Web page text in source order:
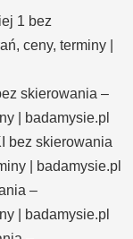
1 bez
ceny, terminy |
skierowania –
| badamysie.pl
bez skierowania
| badamysie.pl
–
| badamysie.pl